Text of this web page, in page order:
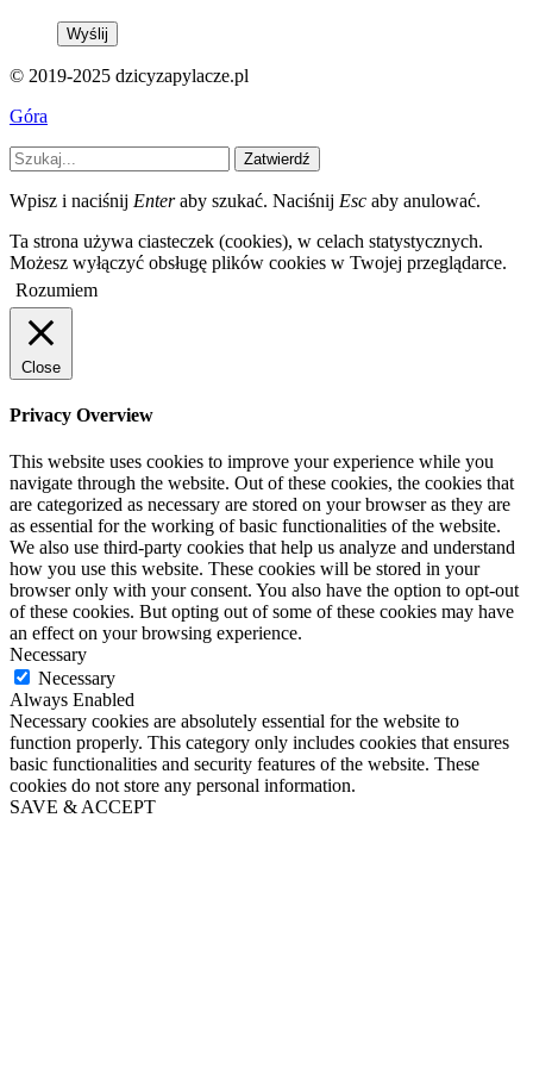
© 2019-2025 dzicyzapylacze.pl
Góra
Zatwierdź
Wpisz i naciśnij Enteraby szukać. Naciśnij Esc aby anulować.
Ta strona używa ciasteczek (cookies), w celach statystycznych.
Możesz wyłączyć obsługę plików cookies w Twojej przeglądarce.
Rozumiem
Close
Privacy Overview
This website uses cookies to improve your experience while you
navigate through the website. Out of these cookies, the cookies that
are categorized as necessary are stored on your browser as they are
as essential for the working of basic functionalities of the website.
We also use third-party cookies that help us analyze and understand
how you use this website. These cookies will be stored in your
browser only with your consent. You also have the option to opt-out
of these cookies. But opting out of some of these cookies may have
an effect on your browsing experience.
Necessary
Necessary
Always Enabled
Necessary cookies are absolutely essential for the website to
function properly. This category only includes cookies that ensures
basic functionalities and security features of the website. These
cookies do not store any personal information.
SAVE & ACCEPT